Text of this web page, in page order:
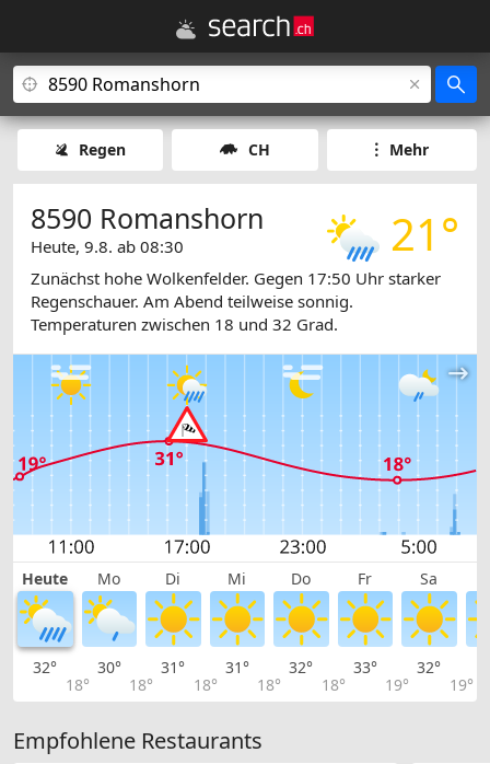
Regen CH Mehr
21°
8590 Romanshorn
Heute, 9.8. ab 08:30
Zunächst hohe Wolkenfelder. Gegen 17:50 Uhr starker
Regenschauer. Am Abend teilweise sonnig.
Temperaturen zwischen 18 und 32 Grad.
Heute Mo Di Mi Do Fr Sa
32°
18°
30°
18°
31°
18°
31°
18°
32°
18°
33°
19°
32°
19°
Empfohlene Restaurants